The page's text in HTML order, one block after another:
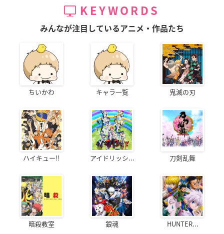
KEYWORDS
みんなが注目しているアニメ・作品たち
ちいかわ キャラ一覧 鬼滅の刃
ハイキュー!! アイドリッシ... 刀剣乱舞
暗殺教室 銀魂 HUNTER...